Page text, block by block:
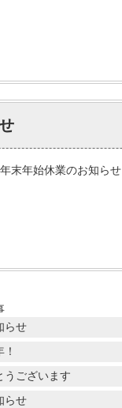
年末年始休業のお知らせ
らせ
うございます
らせ